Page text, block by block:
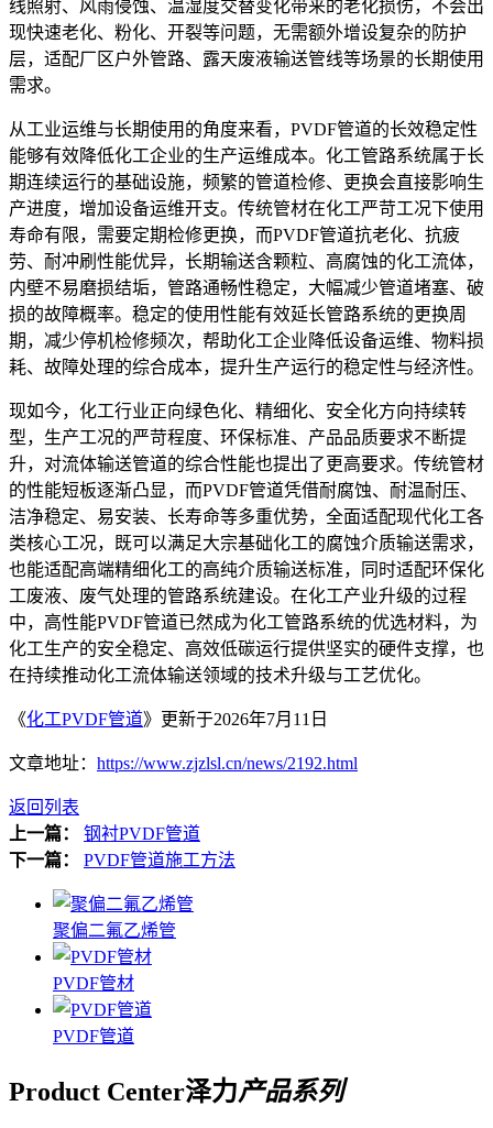
线照射、风雨侵蚀、温湿度交替变化带来的老化损伤，不会出
现快速老化、粉化、开裂等问题，无需额外增设复杂的防护
层，适配厂区户外管路、露天废液输送管线等场景的长期使用
需求。
从工业运维与长期使用的角度来看，PVDF管道的长效稳定性
能够有效降低化工企业的生产运维成本。化工管路系统属于长
期连续运行的基础设施，频繁的管道检修、更换会直接影响生
产进度，增加设备运维开支。传统管材在化工严苛工况下使用
寿命有限，需要定期检修更换，而PVDF管道抗老化、抗疲
劳、耐冲刷性能优异，长期输送含颗粒、高腐蚀的化工流体，
内壁不易磨损结垢，管路通畅性稳定，大幅减少管道堵塞、破
损的故障概率。稳定的使用性能有效延长管路系统的更换周
期，减少停机检修频次，帮助化工企业降低设备运维、物料损
耗、故障处理的综合成本，提升生产运行的稳定性与经济性。
现如今，化工行业正向绿色化、精细化、安全化方向持续转
型，生产工况的严苛程度、环保标准、产品品质要求不断提
升，对流体输送管道的综合性能也提出了更高要求。传统管材
的性能短板逐渐凸显，而PVDF管道凭借耐腐蚀、耐温耐压、
洁净稳定、易安装、长寿命等多重优势，全面适配现代化工各
类核心工况，既可以满足大宗基础化工的腐蚀介质输送需求，
也能适配高端精细化工的高纯介质输送标准，同时适配环保化
工废液、废气处理的管路系统建设。在化工产业升级的过程
中，高性能PVDF管道已然成为化工管路系统的优选材料，为
化工生产的安全稳定、高效低碳运行提供坚实的硬件支撑，也
在持续推动化工流体输送领域的技术升级与工艺优化。
《化工PVDF管道》更新于2026年7月11日
文章地址： https://www.zjzlsl.cn/news/2192.html
返回列表
上一篇：
钢衬PVDF管道
下一篇：
PVDF管道施工方法
聚偏二氟乙烯管
PVDF管材
PVDF管道
Product Center泽力产品系列